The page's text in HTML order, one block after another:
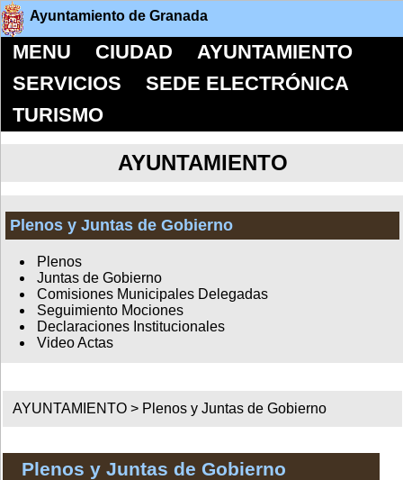
Ayuntamiento de Granada
MENU CIUDAD
AYUNTAMIENTO
SERVICIOS
SEDE ELECTRÓNICA
TURISMO
AYUNTAMIENTO
Plenos y Juntas de Gobierno
Plenos
Juntas de Gobierno
Comisiones Municipales Delegadas
Seguimiento Mociones
Declaraciones Institucionales
Video Actas
AYUNTAMIENTO > Plenos y Juntas de Gobierno
Plenos y Juntas de Gobierno